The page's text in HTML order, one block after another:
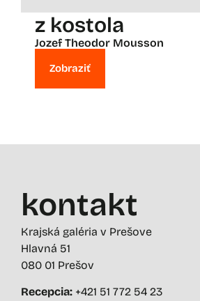
z kostola
Jozef Theodor Mousson
Zobraziť
kontakt
Krajská galéria v Prešove
Hlavná 51
080 01 Prešov
Recepcia: +421 51 772 54 23